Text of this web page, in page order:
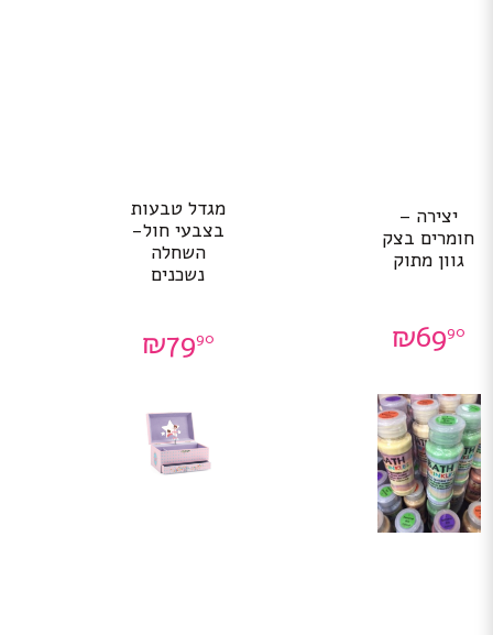
יצירה –
חומרים בצק
גוון מתוק
₪6990
מגדל טבעות
בצבעי חול-
השחלה
נשכנים
₪7990